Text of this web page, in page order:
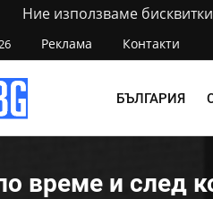
Ние използваме
Реклама Контакти
БЪЛГАРИЯ
време и след